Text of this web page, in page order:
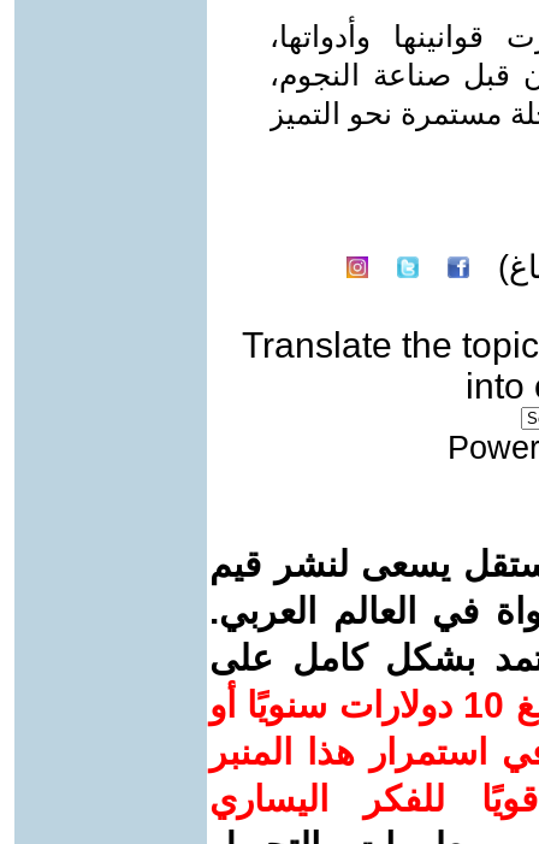
وأدواتها،
قبل صناعة النجوم،
مستمرة نحو التميز
Translate the topic
into
يسعى لنشر قيم
في العالم العربي.
بشكل كامل على
ساهم/ي معنا! بدعمكم بمبلغ 10 دولارات سنويًا أو
استمرار هذا المنبر
للفكر اليساري